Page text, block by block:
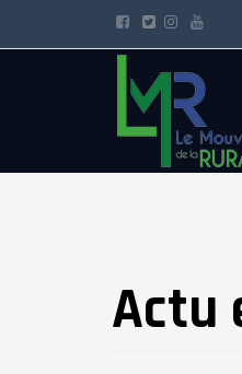
Actu